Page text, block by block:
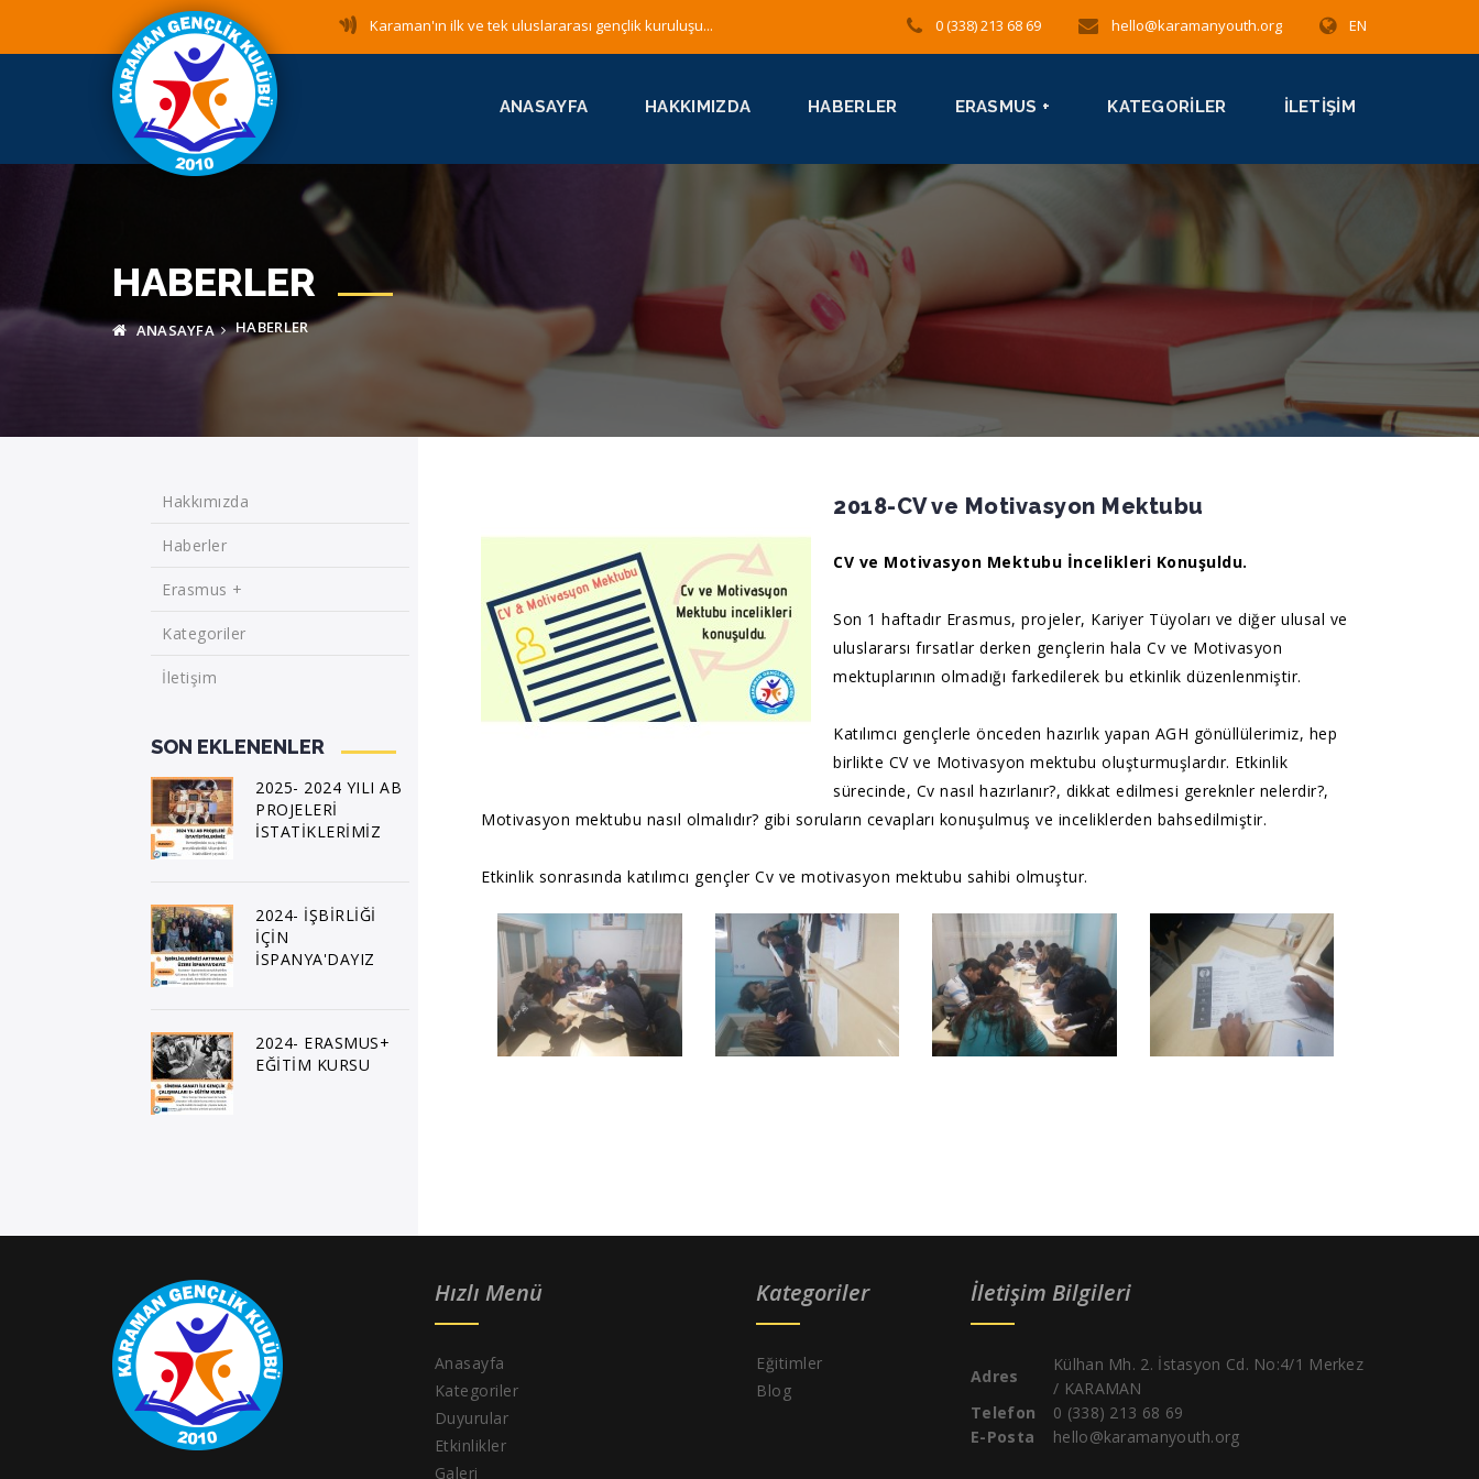
ANASAYFA HAKKIMIZDA HABERLER ERASMUS + KATEGORILER İLETIŞIM
Karaman'ın ilk ve tek uluslararası gençlik kuruluşu... 0 (338) 213 68 69 hello@karamanyouth.org EN
HABERLER
ANASAYFA HABERLER
2018-CV ve Motivasyon Mektubu
CV ve Motivasyon Mektubu İncelikleri Konuşuldu.
Son 1 haftadır Erasmus, projeler, Kariyer Tüyoları ve diğer ulusal ve
uluslararsı fırsatlar derken gençlerin hala Cv ve Motivasyon
mektuplarının olmadığı farkedilerek bu etkinlik düzenlenmiştir.
Katılımcı gençlerle önceden hazırlık yapan AGH gönüllülerimiz, hep
birlikte CV ve Motivasyon mektubu oluşturmuşlardır. Etkinlik
sürecinde, Cv nasıl hazırlanır?, dikkat edilmesi gereknler nelerdir?,
Motivasyon mektubu nasıl olmalıdır? gibi soruların cevapları konuşulmuş ve inceliklerden bahsedilmiştir.
Etkinlik sonrasında katılımcı gençler Cv ve motivasyon mektubu sahibi olmuştur.
Hakkımızda
Haberler
Erasmus +
Kategoriler
İletişim
SON EKLENENLER
2025- 2024 YILI AB
PROJELERİ
İSTATİKLERİMİZ
2024- İŞBİRLİĞİ
İÇİN
İSPANYA'DAYIZ
2024- ERASMUS+
EĞİTİM KURSU
Hızlı Menü
Anasayfa
Kategoriler
Duyurular
Etkinlikler
Galeri
Kategoriler
Eğitimler
Blog
İletişim Bilgileri
Adres
Külhan Mh. 2. İstasyon Cd. No:4/1 Merkez
/ KARAMAN
Telefon
0 (338) 213 68 69
E-Posta
hello@karamanyouth.org